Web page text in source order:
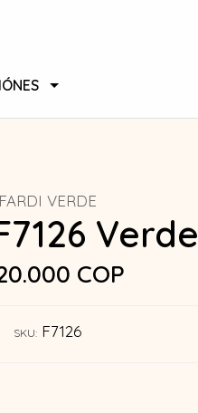
FARDI VERDE
Verde
COP
SKU: F7126